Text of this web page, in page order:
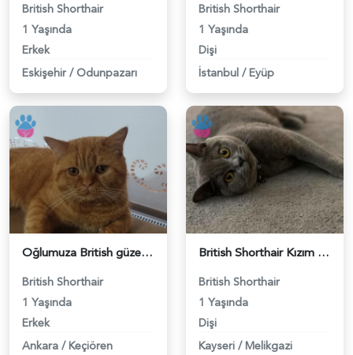
British Shorthair
1 Yaşında
Erkek
Eskişehir / Odunpazarı
British Shorthair
1 Yaşında
Dişi
İstanbul / Eyüp
Oğlumuza British güzel dişi arıyoruz - 118984620
British Shorthair
1 Yaşında
Erkek
Ankara / Keçiören
British Shorthair Kızım Mila'ya eş arıyorum - 118984614
British Shorthair
1 Yaşında
Dişi
Kayseri / Melikgazi